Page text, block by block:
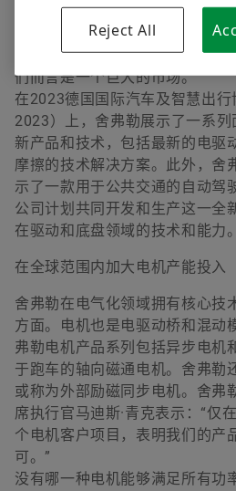
额达到了160亿欧元。舍弗勒集
森菲尔德表示：“对整个系统以
是我们取得成功的关键。从累计
们而言是一个巨大的市场。”
在2023德国国际汽车及智慧出
2023）上，舍弗勒展示了一系列
新产品和技术，包括最新的电驱
摩擦的技术解决方案。此外，舍
示了一款用于公共交通的自动驾
公司计划共同开发和生产这一全
在驱动和底盘领域的技术和能力。
在全球范围内加大电机产能投入
舍弗勒在电气化领域拥有核心技
方面。电机也是电驱动桥和混动
弗勒电机产品系列包括异步电机
于跑车的轴向磁通电机。舍弗勒
或称为外部励磁同步电机。舍弗
席执行官马迪斯·青克表示：“仅
个电机客户项目，表明我们的产
可。”
没有哪一种电机能够满足所有功
Reject All